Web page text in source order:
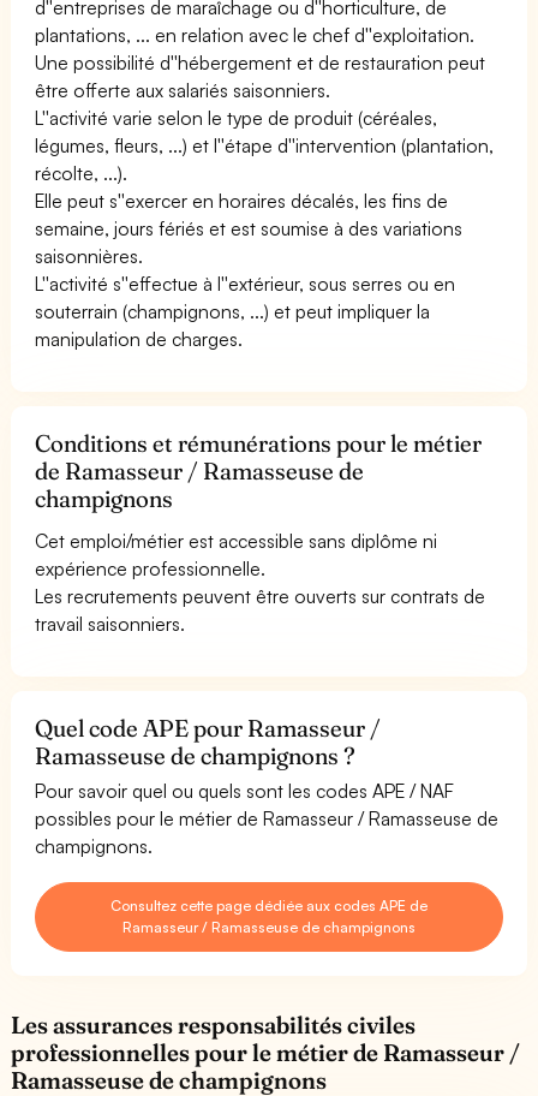
d''entreprises de maraîchage ou d''horticulture, de
plantations, ... en relation avec le chef d''exploitation.
Une possibilité d''hébergement et de restauration peut
être offerte aux salariés saisonniers.
L''activité varie selon le type de produit (céréales,
légumes, fleurs, ...) et l''étape d''intervention (plantation,
récolte, ...).
Elle peut s''exercer en horaires décalés, les fins de
semaine, jours fériés et est soumise à des variations
saisonnières.
L''activité s''effectue à l''extérieur, sous serres ou en
souterrain (champignons, ...) et peut impliquer la
manipulation de charges.
Conditions et rémunérations pour le métier
de Ramasseur / Ramasseuse de
champignons
Cet emploi/métier est accessible sans diplôme ni
expérience professionnelle.
Les recrutements peuvent être ouverts sur contrats de
travail saisonniers.
Quel code APE pour Ramasseur /
Ramasseuse de champignons ?
Pour savoir quel ou quels sont les codes APE / NAF
possibles pour le métier de Ramasseur / Ramasseuse de
champignons.
Consultez cette page dédiée aux codes APE de
Ramasseur / Ramasseuse de champignons
Les assurances responsabilités civiles
professionnelles pour le métier de Ramasseur /
Ramasseuse de champignons